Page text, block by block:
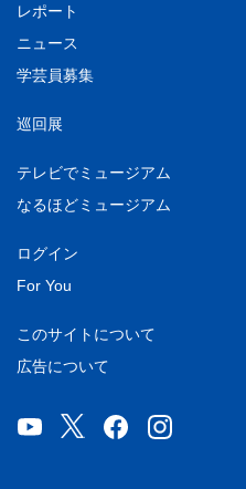
レポート
ニュース
学芸員募集
巡回展
テレビでミュージアム
なるほどミュージアム
ログイン
For You
このサイトについて
広告について